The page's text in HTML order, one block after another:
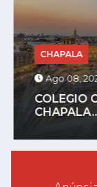
CHAPALA
Ago 08,
COLEGIO
CHAPALA...